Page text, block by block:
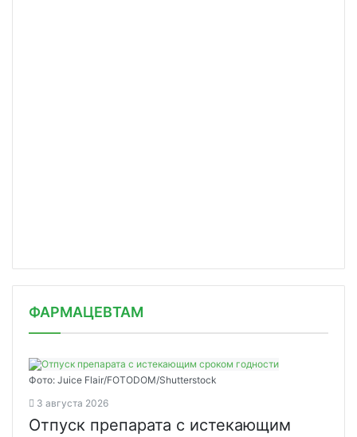
ФАРМАЦЕВТАМ
Фото: Juice Flair/FOTODOM/Shutterstoсk
3 августа 2026
Отпуск препарата с истекающим